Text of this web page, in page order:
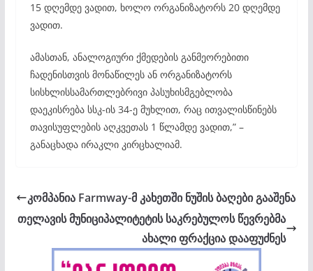
15 დღემდე ვადით, ხოლო ორგანიზატორს 20 დღემდე
ვადით.
ამასთან, ანალოგიური ქმედების განმეორებითი
ჩადენისთვის მონაწილეს ან ორგანიზატორს
სისხლისსამართლებრივი პასუხისმგებლობა
დაეკისრება სსკ-ის 34-ე მუხლით, რაც ითვალისწინებს
თავისუფლების აღკვეთას 1 წლამდე ვადით,” –
განაცხადა ირაკლი კირცხალიამ.
კომპანია Farmway-მ კახეთში ნუშის ბაღები გააშენა
თელავის მუნიციპალიტეტის საკრებულოს წევრებმა
ახალი ფრაქცია დააფუძნეს